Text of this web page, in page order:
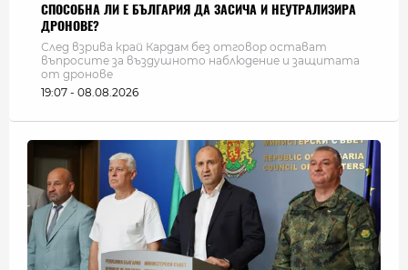
СПОСОБНА ЛИ Е БЪЛГАРИЯ ДА ЗАСИЧА И НЕУТРАЛИЗИРА
ДРОНОВЕ?
След взрива край Кардам без отговор остават
въпросите за въздушното наблюдение и защитата
от дронове
19:07 - 08.08.2026